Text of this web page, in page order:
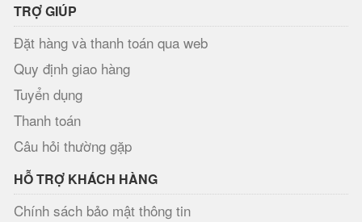
TRỢ GIÚP
Đặt hàng và thanh toán qua web
Quy định giao hàng
Tuyển dụng
Thanh toán
Câu hỏi thường gặp
HỖ TRỢ KHÁCH HÀNG
Chính sách bảo mật thông tin